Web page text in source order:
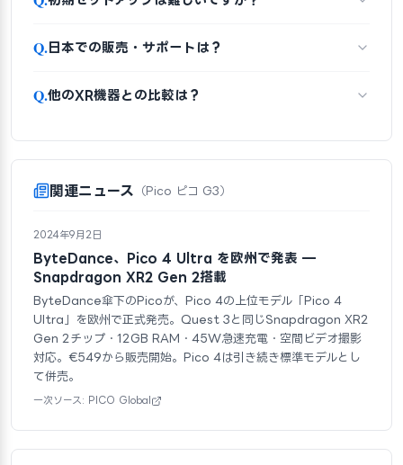
Q.日本での販売・サポートは？
Q.他のXR機器との比較は？
関連ニュース （Pico ピコ G3）
2024年9月2日
ByteDance、Pico 4 Ultra を欧州で発表 —
Snapdragon XR2 Gen 2搭載
ByteDance傘下のPicoが、Pico 4の上位モデル「Pico 4
Ultra」を欧州で正式発売。Quest 3と同じSnapdragon XR2
Gen 2チップ・12GB RAM・45W急速充電・空間ビデオ撮影
対応。€549から販売開始。Pico 4は引き続き標準モデルとし
て併売。
一次ソース: PICO Global